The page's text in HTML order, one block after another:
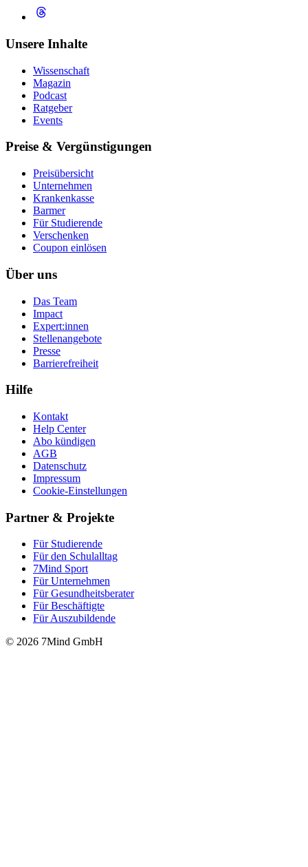
Unsere Inhalte
Wissenschaft
Magazin
Podcast
Ratgeber
Events
Preise & Vergünstigungen
Preisübersicht
Unternehmen
Krankenkasse
Barmer
Für Studierende
Ver­schen­ken
Coupon einlösen
Über uns
Das Team
Impact
Expert:innen
Stellenangebote
Presse
Barrierefreiheit
Hilfe
Kontakt
Help Center
Abo kündigen
AGB
Datenschutz
Impressum
Cookie-Einstellungen
Partner & Projekte
Für Stu­die­rende
Für den Schulalltag
7Mind Sport
Für Unter­neh­men
Für Gesund­heits­be­ra­ter
Für Beschäftigte
Für Auszubildende
© 2026 7Mind GmbH